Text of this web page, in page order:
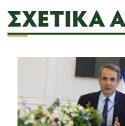
ΣΧΕΤΙΚΆ